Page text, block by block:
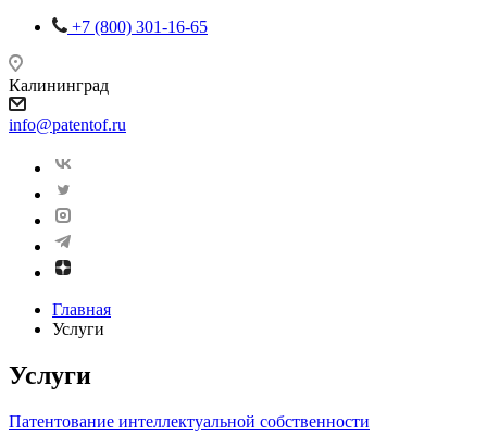
+7 (800) 301-16-65
Калининград
info@patentof.ru
Главная
Услуги
Услуги
Патентование интеллектуальной собственности